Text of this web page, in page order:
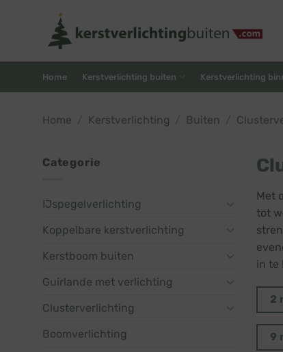
Home Kerstverlichting buiten Kerstverlichting
Home Kerstverlichting Buiten
Categorie
IJspegelverlichting
Koppelbare kerstverlichting
Kerstboom buiten
Guirlande met verlichting
Clusterverlichting
Boomverlichting
Met
tot
in te
2
9